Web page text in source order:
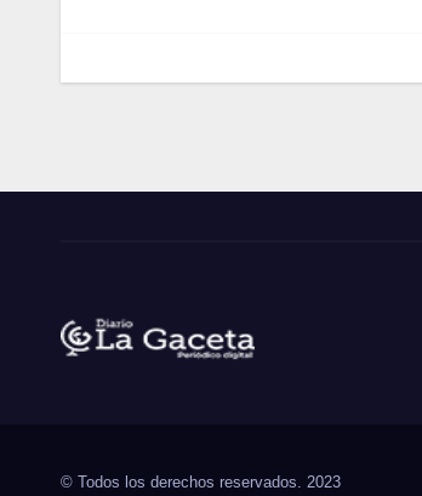
© Todos los derechos reservados. 2023